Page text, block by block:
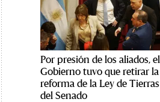
Por presión de los aliados, el
Gobierno tuvo que retirar la
reforma de la Ley de Tierras
del Senado